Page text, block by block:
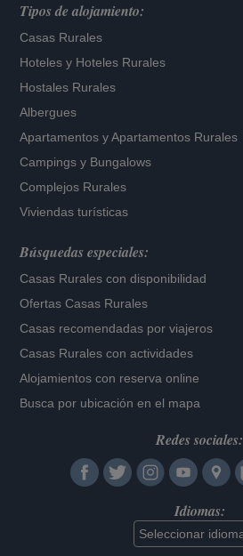
Tipos de alojamiento:
Casas Rurales
Hoteles y Hoteles Rurales
Hostales Rurales
Albergues
Apartamentos yApartamentos Rurales
Campings y Bungalows
Complejos Rurales
Viviendas turísticas
Búsquedas especiales:
Casas Rurales con disponibilidad
Ofertas Casas Rurales
Casas recomendadas por viajeros
Casas Rurales con actividades
Alojamientos con reserva online
Busca por ubicación en el mapa
Redes sociales:
Idiomas: